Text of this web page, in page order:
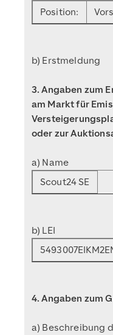
Position:
b) Erstmeldung
3. Angaben zum
am Markt für
oder zur
a) Name
Scout24 SE
b) LEI
4. Angaben zum
a) Beschreibung